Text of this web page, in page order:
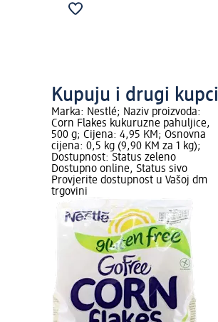
Kupuju i drugi kupci
Marka: Nestlé; Naziv proizvoda:
Corn Flakes kukuruzne pahuljice,
500 g; Cijena: 4,95 KM; Osnovna
cijena: 0,5 kg (9,90 KM za 1 kg);
Dostupnost: Status zeleno
Dostupno online, Status sivo
Provjerite dostupnost u Vašoj dm
trgovini